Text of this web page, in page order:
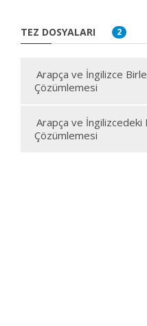
TEZ DOSYALARI 2
Arapça ve İngilizce
Çözümlemesi
Arapça ve İngilizcedeki
Çözümlemesi